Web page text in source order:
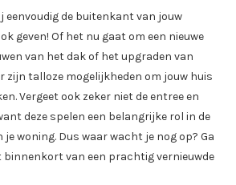
eenvoudig de buitenkant van jouw
geven! Of het nu gaat om een nieuwe
van het dak of het upgraden van
zijn talloze mogelijkheden om jouw huis
Vergeet ook zeker niet de entree en
deze spelen een belangrijke rol in de
woning. Dus waar wacht je nog op? Ga
binnenkort van een prachtig vernieuwde